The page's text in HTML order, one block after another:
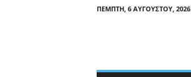
ΠΈΜΠΤΗ, 6 ΑΥΓΟΎΣΤΟΥ, 2026